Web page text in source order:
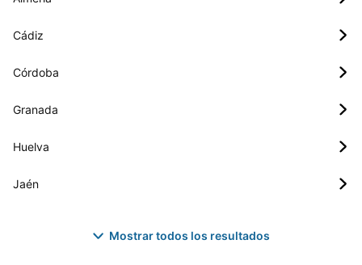
Cádiz
Córdoba
Granada
Huelva
Jaén
Mostrar todos los resultados